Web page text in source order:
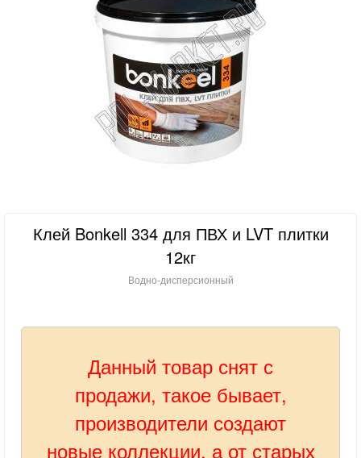
Клей Bonkell 334 для ПВХ и LVT плитки
12кг
Водно-дисперсионный
Данный товар снят с
продажи, такое бывает,
производители создают
новые коллекции, а от старых